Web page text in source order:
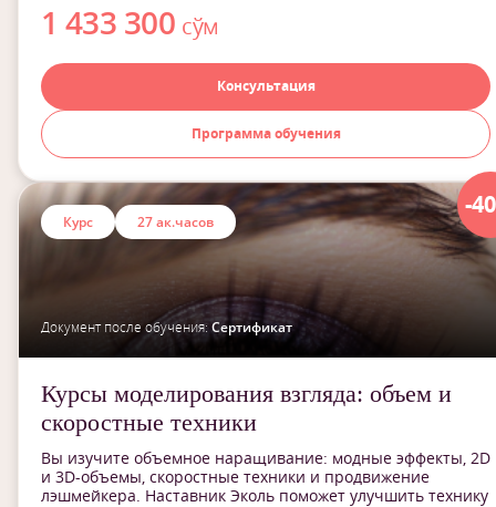
1 433 300 сўм
Консультация
Программа обучения
-
Курс 27 ак.часов
Документ после обучения:Сертификат
Курсы моделирования взгляда: объем и
скоростные техники
Вы изучите объемное наращивание: модные эффекты, 2D
и 3D-объемы, скоростные техники и продвижение
лэшмейкера. Наставник Эколь поможет улучшить технику